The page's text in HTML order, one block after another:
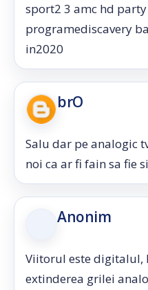
sport2 3 amc hd
programediscavery
in2020
brO
Salu dar pe analogic
noi ca ar fi fain sa fie
Anonim
Viitorul este digitalul,
extinderea grilei